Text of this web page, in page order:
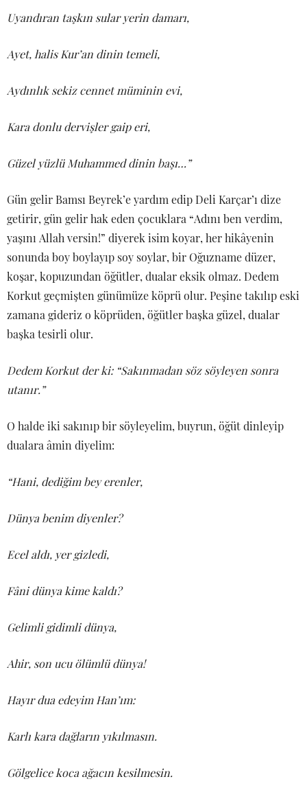
Uyandıran taşkın sular yerin damarı,
Ayet, halis Kur’an dinin temeli,
Aydınlık sekiz cennet müminin evi,
Kara donlu dervişler gaip eri,
Güzel yüzlü Muhammed dinin başı…”
Gün gelir Bamsı Beyrek’e yardım edip Deli Karçar’ı dize
getirir, gün gelir hak eden çocuklara “Adını ben verdim,
yaşını Allah versin!” diyerek isim koyar, her hikâyenin
sonunda boy boylayıp soy soylar, bir Oğuzname düzer,
koşar, kopuzundan öğütler, dualar eksik olmaz. Dedem
Korkut geçmişten günümüze köprü olur. Peşine takılıp eski
zamana gideriz o köprüden, öğütler başka güzel, dualar
başka tesirli olur.
Dedem Korkut der ki: “Sakınmadan söz söyleyen sonra
utanır.”
O halde iki sakınıp bir söyleyelim, buyrun, öğüt dinleyip
dualara âmin diyelim:
“Hani, dediğim bey erenler,
Dünya benim diyenler?
Ecel aldı, yer gizledi,
Fâni dünya kime kaldı?
Gelimli gidimli dünya,
Ahir, son ucu ölümlü dünya!
Hayır dua edeyim Han’ım:
Karlı kara dağların yıkılmasın.
Gölgelice koca ağacın kesilmesin.